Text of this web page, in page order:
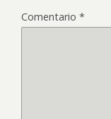
Comentario *